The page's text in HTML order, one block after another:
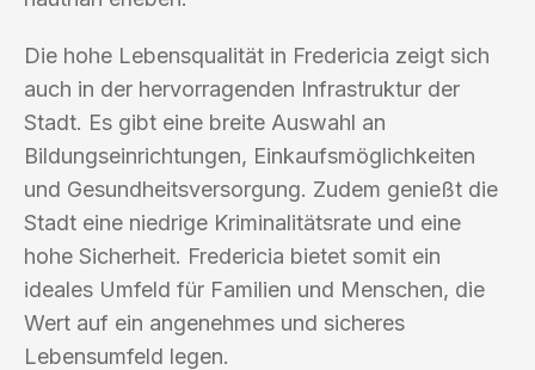
Die hohe Lebensqualität in Fredericia zeigt sich
auch in der hervorragenden Infrastruktur der
Stadt. Es gibt eine breite Auswahl an
Bildungseinrichtungen, Einkaufsmöglichkeiten
und Gesundheitsversorgung. Zudem genießt die
Stadt eine niedrige Kriminalitätsrate und eine
hohe Sicherheit. Fredericia bietet somit ein
ideales Umfeld für Familien und Menschen, die
Wert auf ein angenehmes und sicheres
Lebensumfeld legen.